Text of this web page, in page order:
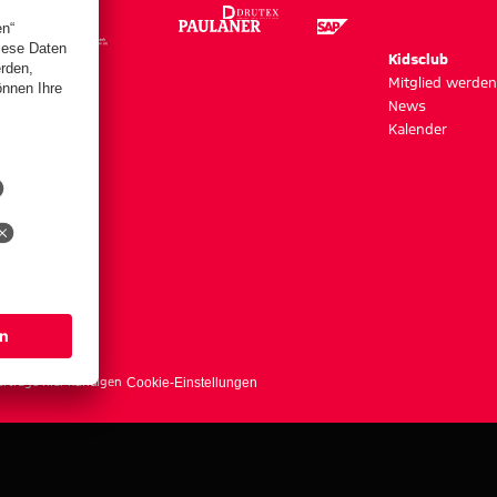
Kidsclub
Mitglied werden
News
Kalender
hier kündigen Cookie-Einstellungen